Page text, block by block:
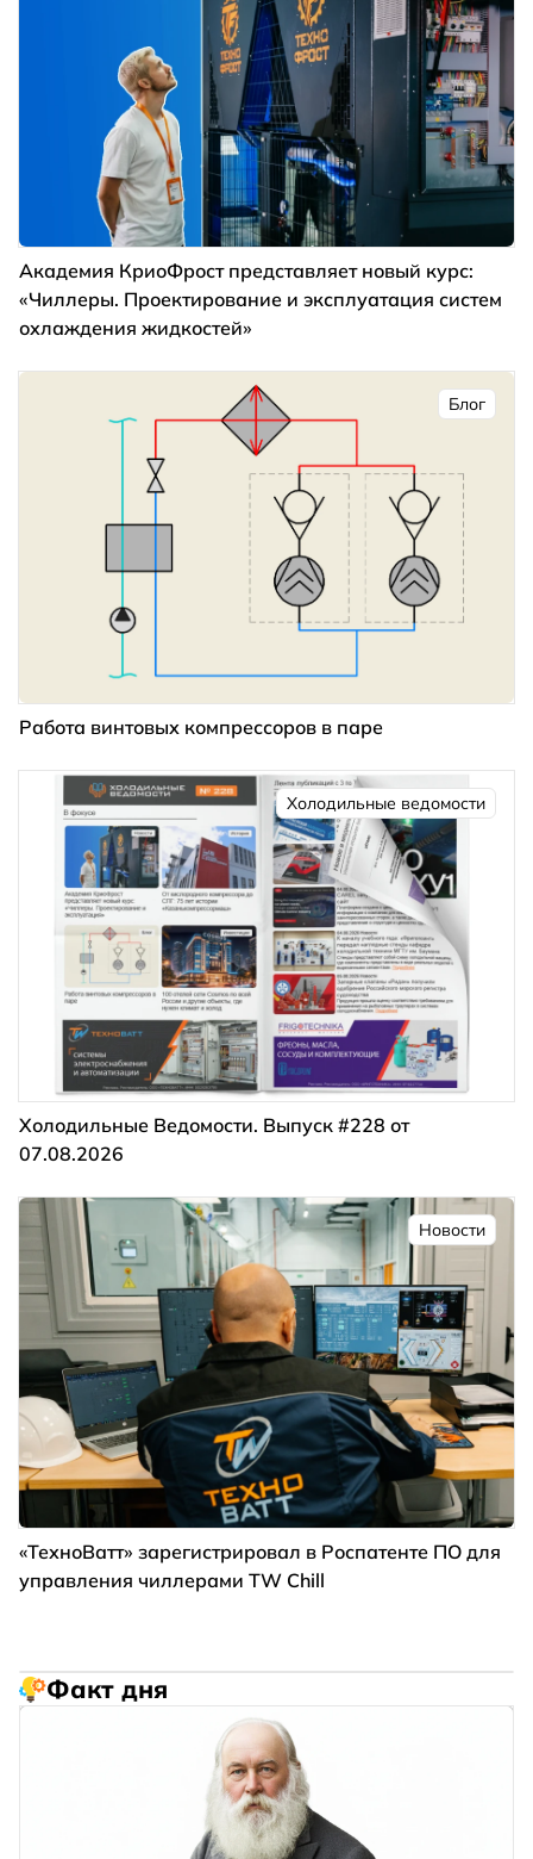
Академия КриоФрост представляет новый курс:
«Чиллеры. Проектирование и эксплуатация систем
охлаждения жидкостей»
Блог
Работа винтовых компрессоров в паре
Холодильные ведомости
Холодильные Ведомости. Выпуск #228 от
07.08.2026
Новости
«ТехноВатт» зарегистрировал в Роспатенте ПО для
управления чиллерами TW Chill
Факт дня